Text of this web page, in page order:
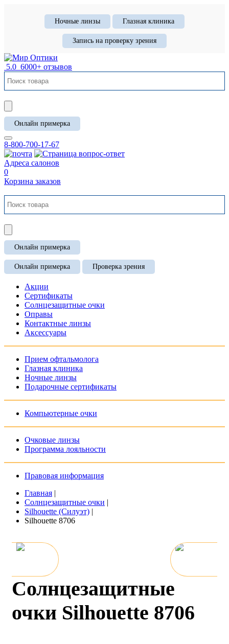
Ночные линзы Глазная клиника
Запись на проверку зрения
5.0 6000+ отзывов
Онлайн примерка
8-800-700-17-67
Адреса салонов
0
Корзина заказов
Онлайн примерка
Онлайн примерка Проверка зрения
Акции
Сертификаты
Солнцезащитные очки
Оправы
Контактные линзы
Аксессуары
Прием офтальмолога
Глазная клиника
Ночные линзы
Подарочные сертификаты
Компьютерные очки
Очковые линзы
Программа лояльности
Правовая информация
Главная |
Солнцезащитные очки |
Silhouette (Силуэт) |
Silhouette 8706
Солнцезащитные
очки Silhouette 8706